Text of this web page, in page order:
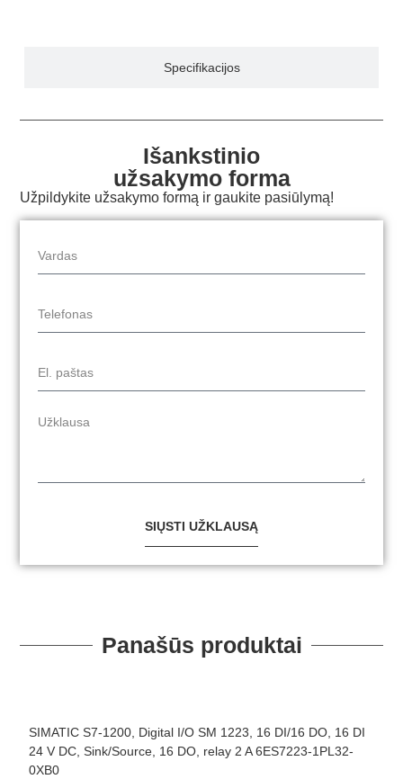
Specifikacijos
Išankstinio
užsakymo forma
Užpildykite užsakymo formą ir gaukite pasiūlymą!
SIŲSTI UŽKLAUSĄ
Panašūs produktai
SIMATIC S7-1200, Digital I/O SM 1223, 16 DI/16 DO, 16 DI
24 V DC, Sink/Source, 16 DO, relay 2 A 6ES7223-1PL32-
0XB0